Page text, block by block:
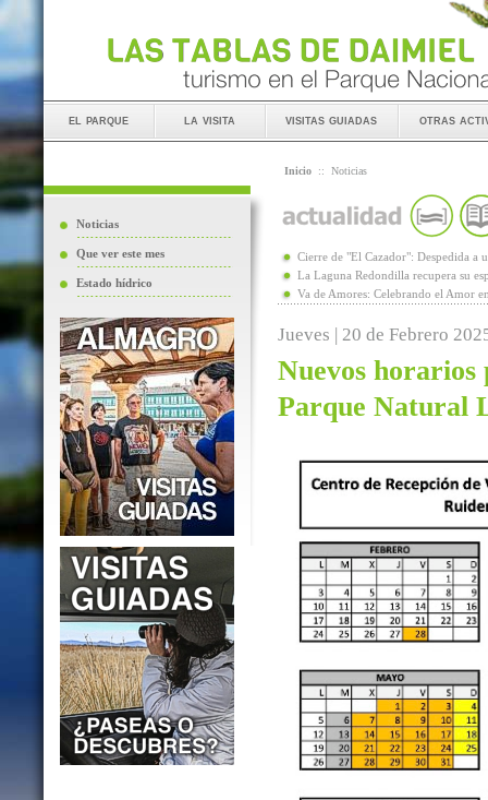
el parque la visita visitas guiadas otras
Noticias
Que ver este mes
Estado hídrico
Inicio :: Noticias
Cierre de "El Cazador": Despedida a
La Laguna Redondilla recupera su
Va de Amores: Celebrando el Amor
Jueves | 20 de Febrero
Nuevos horarios
Parque Natural